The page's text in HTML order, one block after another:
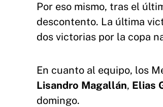
Por eso mismo, tras el
descontento. La última
dos victorias por la copa
En cuanto al equipo, los
Lisandro Magallán, Elias
domingo.